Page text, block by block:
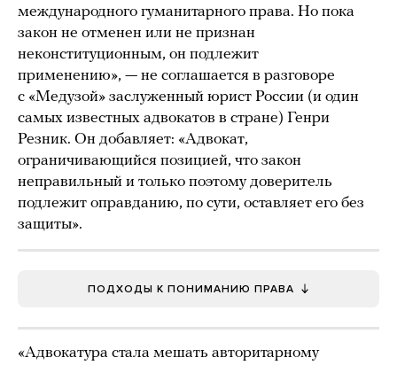
международного гуманитарного права. Но пока
закон не отменен или не признан
неконституционным, он подлежит
применению», — не соглашается в разговоре
с «Медузой» заслуженный юрист России (и один
самых известных адвокатов в стране) Генри
Резник. Он добавляет: «Адвокат,
ограничивающийся позицией, что закон
неправильный и только поэтому доверитель
подлежит оправданию, по сути, оставляет его без
защиты».
ПОДХОДЫ К ПОНИМАНИЮ ПРАВА
«Адвокатура стала мешать авторитарному